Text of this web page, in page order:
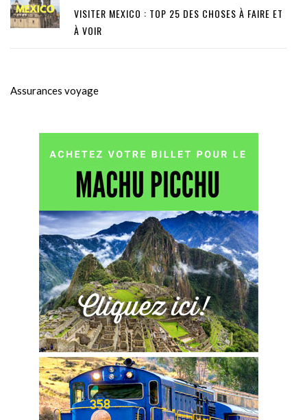
VISITER MEXICO : TOP 25 DES CHOSES À FAIRE ET
À VOIR
Assurances voyage